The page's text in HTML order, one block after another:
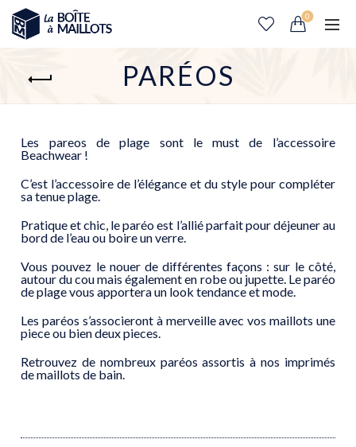
0
PARÉOS
Les pareos de plage sont le must de l’accessoire
Beachwear !
C’est l’accessoire de l’élégance et du style pour compléter
sa tenue plage.
Pratique et chic, le paréo est l’allié parfait pour déjeuner au
bord de l’eau ou boire un verre.
Vous pouvez le nouer de différentes façons : sur le côté,
autour du cou mais également en robe ou jupette. Le paréo
de plage vous apportera un look tendance et mode.
Les paréos s’associeront à merveille avec vos maillots une
piece ou bien deux pieces.
Retrouvez de nombreux paréos assortis à nos imprimés
de maillots de bain.